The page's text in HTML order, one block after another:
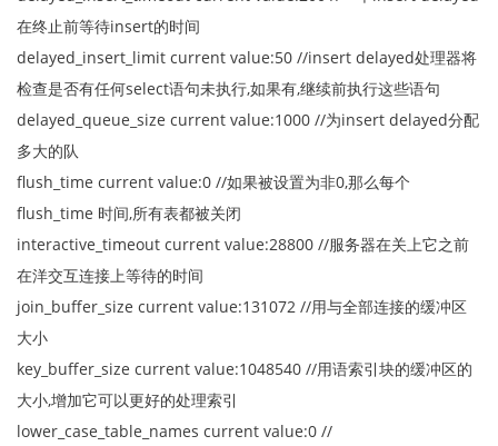
在终止前等待insert的时间
delayed_insert_limit current value:50 //insert delayed处理器将
检查是否有任何select语句未执行,如果有,继续前执行这些语句
delayed_queue_size current value:1000 //为insert delayed分配
多大的队
flush_time current value:0 //如果被设置为非0,那么每个
flush_time 时间,所有表都被关闭
interactive_timeout current value:28800 //服务器在关上它之前
在洋交互连接上等待的时间
join_buffer_size current value:131072 //用与全部连接的缓冲区
大小
key_buffer_size current value:1048540 //用语索引块的缓冲区的
大小,增加它可以更好的处理索引
lower_case_table_names current value:0 //